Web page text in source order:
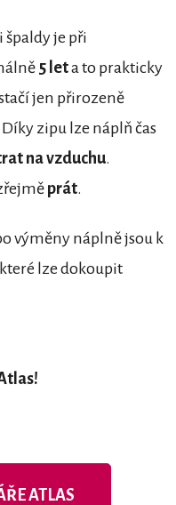
je při
5 leta to prakticky
jen přirozeně
Díky zipu lze náplň čas
na vzduchu.
prát.
výměny náplně jsou k
lze dokoupit
ATLAS